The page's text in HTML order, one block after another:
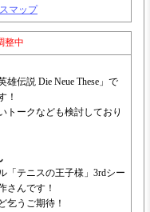
マップ
整中
伝説 Die Neue These」で
！
トークなども検討しており
「テニスの王子様」3rdシー
さんです！
乞うご期待！